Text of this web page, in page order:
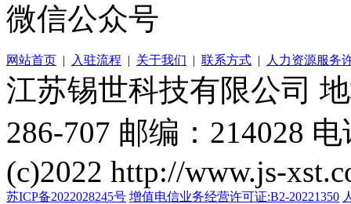
微信公众号
网站首页 | 入驻流程 | 关于我们 | 联系方式 | 人力资源服务
江苏锡世科技有限公司
286-707 邮编：214028
(c)2022 http://www.js-
苏ICP备2022028245号 增值电信业务经营许可证:B2-20221350